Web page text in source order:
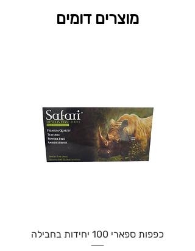
מוצרים דומים
כפפות ספארי 100 יחידות בחבילה